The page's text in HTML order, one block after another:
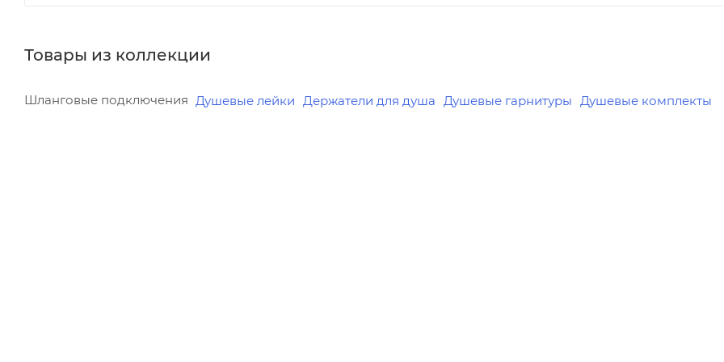
Товары из коллекции
Шланговые подключения Душевые лейки Держатели для душа Душевые гарнитуры Душевые комплекты